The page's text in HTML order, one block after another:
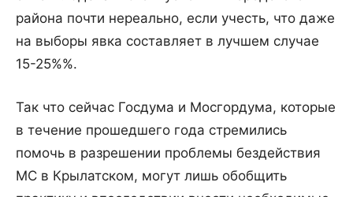
района почти нереально, если учесть, что даже
на выборы явка составляет в лучшем случае
15-25%%.
Так что сейчас Госдума и Мосгордума, которые
в течение прошедшего года стремились
помочь в разрешении проблемы бездействия
МС в Крылатском, могут лишь обобщить